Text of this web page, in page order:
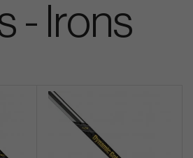
- Irons